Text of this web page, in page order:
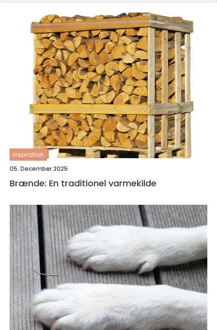
inspiration
05. December 2025
Brænde: En traditionel varmekilde